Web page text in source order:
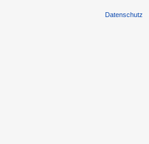
Datenschutz